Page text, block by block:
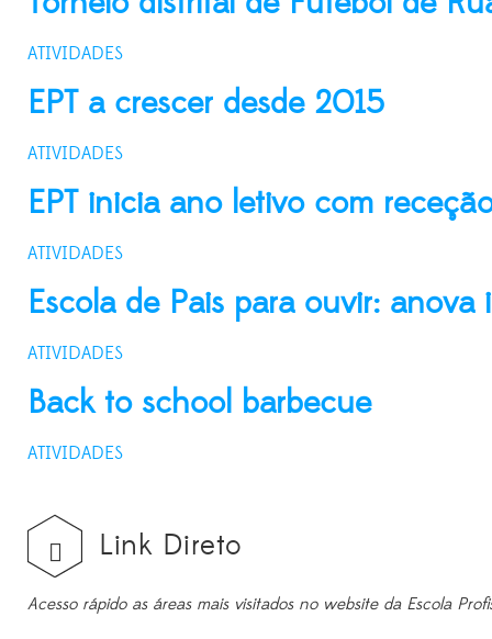
ATIVIDADES
EPT a crescer desde 2015
ATIVIDADES
EPT inicia ano letivo com
ATIVIDADES
Escola de Pais para ouvir:
ATIVIDADES
Back to school barbecue
ATIVIDADES
Link Direto
Acesso rápido as áreas mais visitados no website da Escola